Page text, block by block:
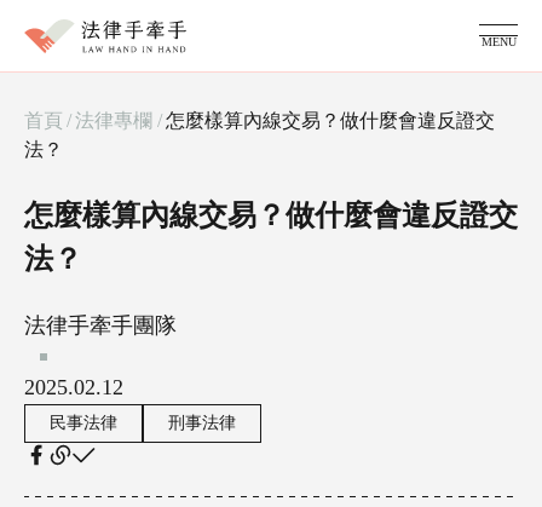
MENU
服務項目
家事糾紛顧問
成功案例
首頁 /法律專欄 / 怎麼樣算內線交易？做什麼會違反證交
法？
怎麼樣算內線交易？做什麼會違反證交
法？
法律手牽手團隊
2025.02.12
民事法律 刑事法律